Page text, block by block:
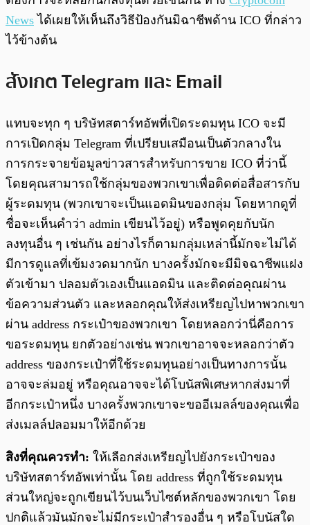
News ได้เผยให้เห็นถึงวิธีป้องกันมิฉาชีพด้าน ICO ที่กล่าว
ไว้ข้างต้น
สังเกต Telegram และ Email
แทบจะทุก ๆ บริษัทสตาร์ทอัพที่เปิดระดมทุน ICO จะมี
การเปิดกลุ่ม Telegram ที่เปรียบเสมือนเป็นตัวกลางใน
การกระจายข้อมูลข่าวสารสำหรับการขาย ICO ที่ว่านี้
โดยคุณสามารถใช้กลุ่มของพวกเขาเพื่อติดต่อสื่อสารกับ
ผู้ระดมทุน (พวกเขาจะเป็นแอดมินของกลุ่ม โดยหากดูที่
ชื่อจะเห็นคำว่า admin เขียนไว้อยู่) หรือพูดคุยกับนัก
ลงทุนอื่น ๆ เช่นกัน อย่างไรก็ตามกลุ่มเหล่านี้มักจะไม่ได้
มีการดูแลที่เข้มงวดมากนัก บางครั้งมักจะมีมิจฉาชีพแฝง
ตัวเข้ามา ปลอมตัวเองเป็นแอดมิน และติดต่อคุณผ่าน
ข้อความส่วนตัว และหลอกคุณให้ส่งเหรียญไปหาพวกเขา
ผ่าน address กระเป๋าของพวกเขา โดยหลอกว่านี่คือการ
ขอระดมทุน ยกตัวอย่างเช่น พวกเขาอาจจะหลอกว่าตัว
address ของกระเป๋าที่ใช้ระดมทุนอย่างเป็นทางการนั้น
อาจจะล่มอยู่ หรือคุณอาจจะได้โบนัสพิเศษหากส่งมาที่
อีกกระเป๋าหนึ่ง บางครั้งพวกเขาจะขออีเมลล์ของคุณเพื่อ
ส่งเมลล์ปลอมมาให้อีกด้วย
สิงที่คุณควรทำ: ให้เลือกส่งเหรียญไปยังกระเป๋าของ
บริษัทสตาร์ทอัพเท่านั้น โดย address ที่ถูกใช้ระดมทุน
ส่วนใหญ่จะถูกเขียนไว้บนเว็บไซต์หลักของพวกเขา โดย
ปกติแล้วมันมักจะไม่มีกระเป๋าสำรองอื่น ๆ หรือโบนัสใด